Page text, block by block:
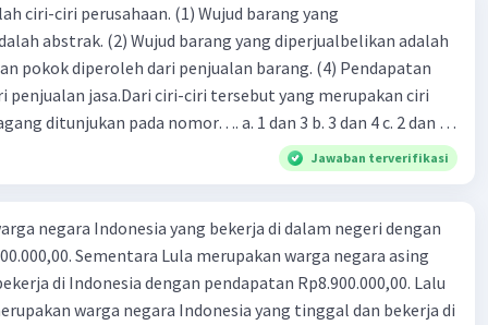
ciri-ciri perusahaan. (1) Wujud barang yang
abstrak. (2) Wujud barang yang diperjualbelikan adalah
pokok diperoleh dari penjualan barang. (4) Pendapatan
penjualan jasa.Dari ciri-ciri tersebut yang merupakan ciri
ditunjukan pada nomor…. a. 1 dan 3 b. 3 dan 4 c. 2 dan 3
Jawaban terverifikasi
negara Indonesia yang bekerja di dalam negeri dengan
Lalu
yang tinggal dan bekerja di